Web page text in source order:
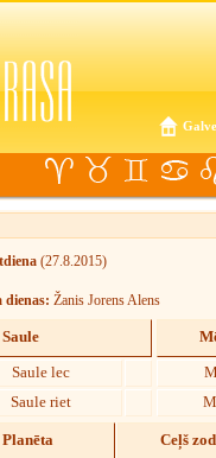
(27.8.2015)
dienas: Žanis Jorens Alens
Saule
Saule lec
Saule riet
Planēta Ceļš